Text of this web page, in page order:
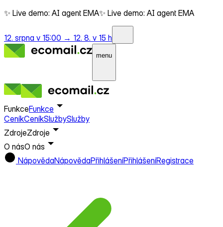
✨ Live demo: AI agent EMA✨ Live demo: AI agent EMA
12. srpna v 15:00 → 12. 8. v 15 h
menu
FunkceFunkce
CeníkCeníkSlužbySlužby
ZdrojeZdroje
O násO nás
NápovědaNápovědaPřihlášeníPřihlášeníRegistrace